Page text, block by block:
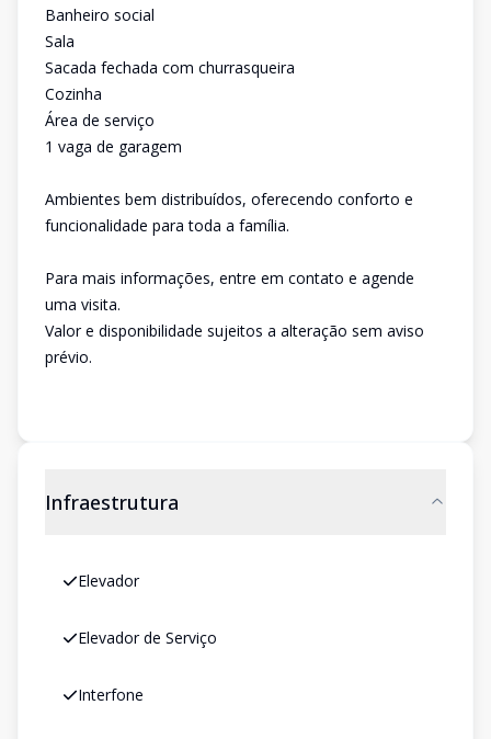
Banheiro social
Sala
Sacada fechada com churrasqueira
Cozinha
Área de serviço
1 vaga de garagem
Ambientes bem distribuídos, oferecendo conforto e
funcionalidade para toda a família.
Para mais informações, entre em contato e agende
uma visita.
Valor e disponibilidade sujeitos a alteração sem aviso
prévio.
Infraestrutura
Elevador
Elevador de Serviço
Interfone